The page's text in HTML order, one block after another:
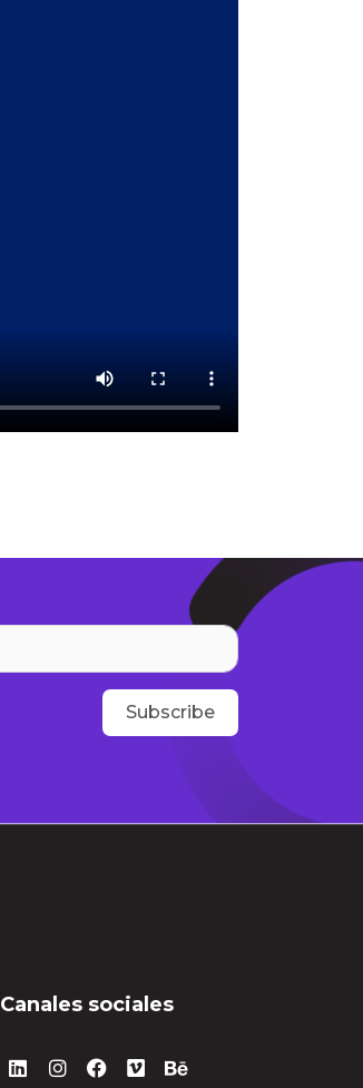
Subscribe
Canales sociales
Linkedin
Instagram
Facebook
VimeoBehance